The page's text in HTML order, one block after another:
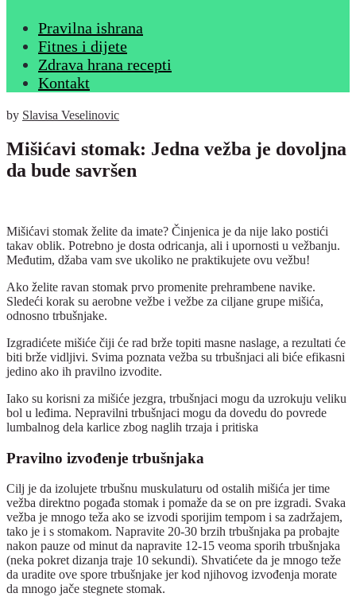
Pravilna ishrana
Fitnes i dijete
Zdrava hrana recepti
Kontakt
by Slavisa Veselinovic
Mišićavi stomak: Jedna vežba je dovoljna
da bude savršen
Mišićavi stomak želite da imate? Činjenica je da nije lako postići
takav oblik. Potrebno je dosta odricanja, ali i upornosti u vežbanju.
Međutim, džaba vam sve ukoliko ne praktikujete ovu vežbu!
Ako želite ravan stomak prvo promenite prehrambene navike.
Sledeći korak su aerobne vežbe i vežbe za ciljane grupe mišića,
odnosno trbušnjake.
Izgradićete mišiće čiji će rad brže topiti masne naslage, a rezultati će
biti brže vidljivi. Svima poznata vežba su trbušnjaci ali biće efikasni
jedino ako ih pravilno izvodite.
Iako su korisni za mišiće jezgra, trbušnjaci mogu da uzrokuju veliku
bol u leđima. Nepravilni trbušnjaci mogu da dovedu do povrede
lumbalnog dela karlice zbog naglih trzaja i pritiska
Pravilno izvođenje trbušnjaka
Cilj je da izolujete trbušnu muskulaturu od ostalih mišića jer time
vežba direktno pogađa stomak i pomaže da se on pre izgradi. Svaka
vežba je mnogo teža ako se izvodi sporijim tempom i sa zadržajem,
tako je i s stomakom. Napravite 20-30 brzih trbušnjaka pa probajte
nakon pauze od minut da napravite 12-15 veoma sporih trbušnjaka
(neka pokret dizanja traje 10 sekundi). Shvatićete da je mnogo teže
da uradite ove spore trbušnjake jer kod njihovog izvođenja morate
da mnogo jače stegnete stomak.